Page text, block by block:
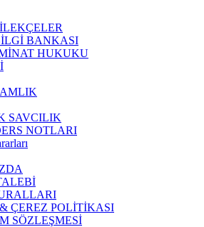
BANKASI
HUKUKU
SAVCILIK
NOTLARI
ÇEREZ POLİTİKASI
SÖZLEŞMESİ